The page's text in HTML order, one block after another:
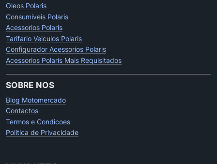
Oleos Polaris
Consumiveis Polaris
Acessorios Polaris
Tarifario Veiculos Polaris
Configurador Acessorios Polaris
Acessorios Polaris Mais Requisitados
SOBRE NOS
Blog Motomercado
Contactos
Termos e Condicoes
Politica de Privacidade